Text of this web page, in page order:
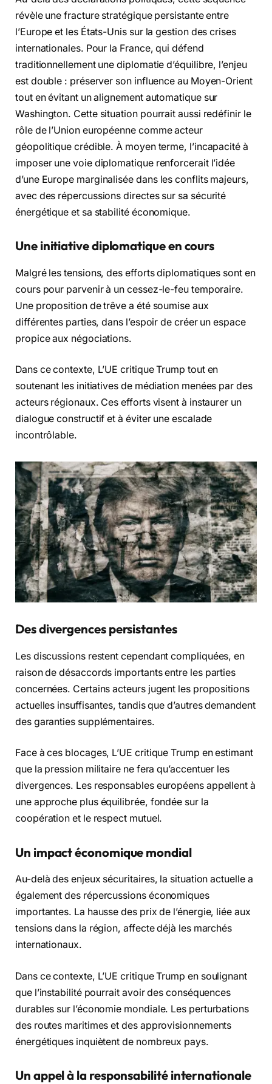
révèle une fracture stratégique persistante entre
l’Europe et les États-Unis sur la gestion des crises
internationales. Pour la France, qui défend
traditionnellement une diplomatie d’équilibre, l’enjeu
est double : préserver son influence au Moyen-Orient
tout en évitant un alignement automatique sur
Washington. Cette situation pourrait aussi redéfinir le
rôle de l’Union européenne comme acteur
géopolitique crédible. À moyen terme, l’incapacité à
imposer une voie diplomatique renforcerait l’idée
d’une Europe marginalisée dans les conflits majeurs,
avec des répercussions directes sur sa sécurité
énergétique et sa stabilité économique.
Une initiative diplomatique en cours
Malgré les tensions, des efforts diplomatiques sont en
cours pour parvenir à un cessez-le-feu temporaire.
Une proposition de trêve a été soumise aux
différentes parties, dans l’espoir de créer un espace
propice aux négociations.
Dans ce contexte, L’UE critique Trump tout en
soutenant les initiatives de médiation menées par des
acteurs régionaux. Ces efforts visent à instaurer un
dialogue constructif et à éviter une escalade
incontrôlable.
Des divergences persistantes
Les discussions restent cependant compliquées, en
raison de désaccords importants entre les parties
concernées. Certains acteurs jugent les propositions
actuelles insuffisantes, tandis que d’autres demandent
des garanties supplémentaires.
Face à ces blocages, L’UE critique Trump en estimant
que la pression militaire ne fera qu’accentuer les
divergences. Les responsables européens appellent à
une approche plus équilibrée, fondée sur la
coopération et le respect mutuel.
Un impact économique mondial
Au-delà des enjeux sécuritaires, la situation actuelle a
également des répercussions économiques
importantes. La hausse des prix de l’énergie, liée aux
tensions dans la région, affecte déjà les marchés
internationaux.
Dans ce contexte, L’UE critique Trump en soulignant
que l’instabilité pourrait avoir des conséquences
durables sur l’économie mondiale. Les perturbations
des routes maritimes et des approvisionnements
énergétiques inquiètent de nombreux pays.
Un appel à la responsabilité internationale